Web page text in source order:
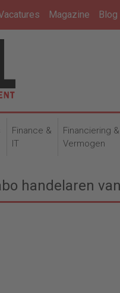
Magazine Blog
Finance &
IT
Financiering &
Vermogen
handelaren